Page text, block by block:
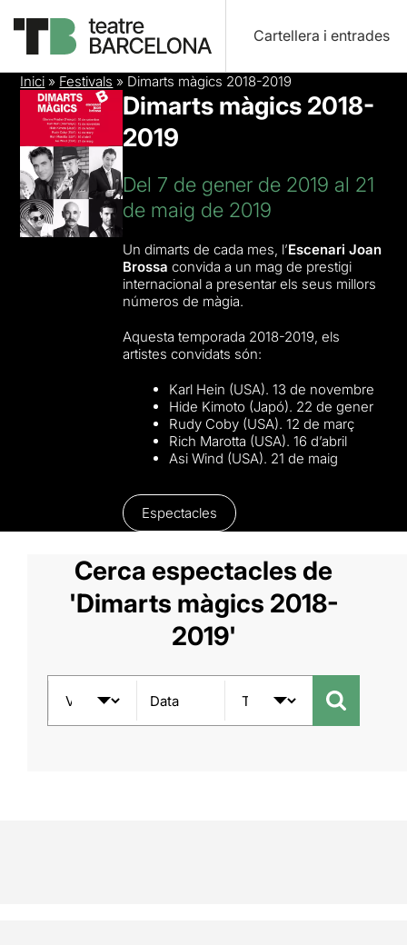
Cartellera i entrades
Inici » Festivals » Dimarts màgics 2018-2019
Dimarts màgics 2018-
2019
Del 7 de gener de 2019 al 21
de maig de 2019
Un dimarts de cada mes, l’Escenari Joan
Brossa convida a un mag de prestigi
internacional a presentar els seus millors
números de màgia.
Aquesta temporada 2018-2019, els
artistes convidats són:
Karl Hein (USA). 13 de novembre
Hide Kimoto (Japó). 22 de gener
Rudy Coby (USA). 12 de març
Rich Marotta (USA). 16 d’abril
Asi Wind (USA). 21 de maig
Espectacles
Cerca espectacles de
'Dimarts màgics 2018-
2019'
Data